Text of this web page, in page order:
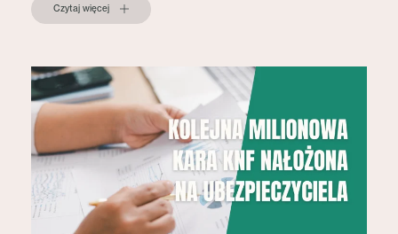
Czytaj więcej